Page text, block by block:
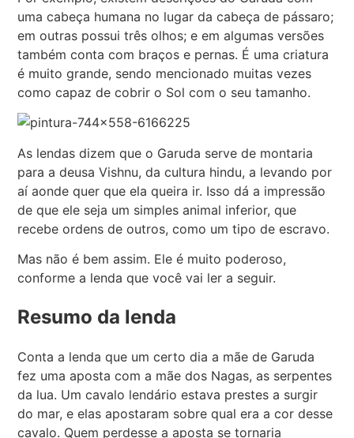
uma cabeça humana no lugar da cabeça de pássaro;
em outras possui três olhos; e em algumas versões
também conta com braços e pernas. É uma criatura
é muito grande, sendo mencionado muitas vezes
como capaz de cobrir o Sol com o seu tamanho.
As lendas dizem que o Garuda serve de montaria
para a deusa Vishnu, da cultura hindu, a levando por
aí aonde quer que ela queira ir. Isso dá a impressão
de que ele seja um simples animal inferior, que
recebe ordens de outros, como um tipo de escravo.
Mas não é bem assim. Ele é muito poderoso,
conforme a lenda que você vai ler a seguir.
Resumo da lenda
Conta a lenda que um certo dia a mãe de Garuda
fez uma aposta com a mãe dos Nagas, as serpentes
da lua. Um cavalo lendário estava prestes a surgir
do mar, e elas apostaram sobre qual era a cor desse
cavalo. Quem perdesse a aposta se tornaria